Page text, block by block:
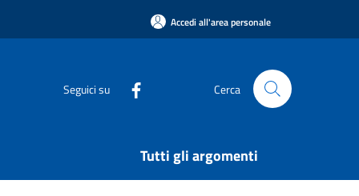
Accedi all'area personale
Seguici su Cerca
Tutti gli argomenti